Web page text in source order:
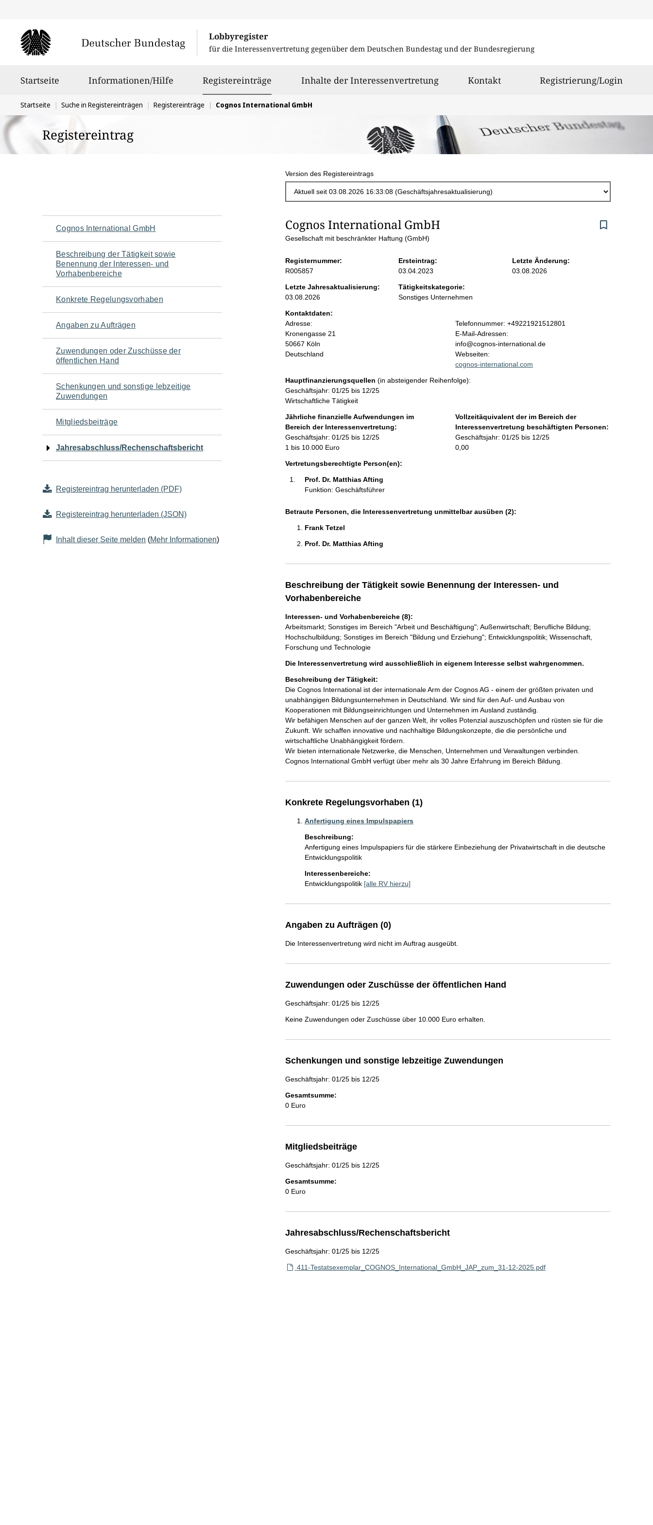
Lobbyregister
für die Interessenvertretung gegenüber dem Deutschen Bundestag und der Bundesregierung
Startseite Informationen/Hilfe Registereinträge ausgewähltInhalte der Interessenvertretung Kontakt Registrierung/Login
Sie
befinden
sich
hier:
Startseite Suche in Registereinträgen Registereinträge Cognos International GmbH
Registereintrag
Version des Registereintrags
Navigation
für
den
Seiteninhalt
Cognos International GmbH
Beschreibung der Tätigkeit sowie
Benennung der Interessen- und
Vorhabenbereiche
Konkrete Regelungsvorhaben
Angaben zu Aufträgen
Zuwendungen oder Zuschüsse der
öffentlichen Hand
Schenkungen und sonstige lebzeitige
Zuwendungen
Mitgliedsbeiträge
Jahresabschluss/Rechenschaftsbericht
Registereintrag herunterladen (PDF)
Registereintrag herunterladen (JSON)
Inhalt dieser Seite melden (Mehr Informationen)
S
i
t
e
n
i
n
h
a
l
Cognos International GmbH
Gesellschaft mit beschränkter Haftung (GmbH)
Registernummer:
R005857
Ersteintrag:
03.04.2023
Letzte Änderung:
03.08.2026
Letzte Jahresaktualisierung:
03.08.2026
Tätigkeitskategorie:
Sonstiges Unternehmen
Kontaktdaten:
Adresse:
Kronengasse 21
50667 Köln
Deutschland
K
o
n
t
a
t
f
o
r
m
Telefonnummer: +49221921512801
E-Mail-Adressen:
info@cognos-international.de
Webseiten:
cognos-international.com
Hauptfinanzierungsquellen (in absteigender Reihenfolge):
Geschäftsjahr: 01/25 bis 12/25
Wirtschaftliche Tätigkeit
Jährliche finanzielle Aufwendungen im
Bereich der Interessenvertretung:
Geschäftsjahr: 01/25 bis 12/25
1 bis 10.000 Euro
Vollzeitäquivalent der im Bereich der
Interessenvertretung beschäftigten Personen:
Geschäftsjahr: 01/25 bis 12/25
0,00
Vertretungsberechtigte Person(en):
Prof. Dr. Matthias Afting
Funktion: Geschäftsführer
Betraute Personen, die Interessenvertretung unmittelbar ausüben (2):
Frank Tetzel
Prof. Dr. Matthias Afting
Beschreibung der Tätigkeit sowie Benennung der Interessen- und
Vorhabenbereiche
Interessen- und Vorhabenbereiche (8):
Arbeitsmarkt; Sonstiges im Bereich "Arbeit und Beschäftigung"; Außenwirtschaft; Berufliche Bildung;
Hochschulbildung; Sonstiges im Bereich "Bildung und Erziehung"; Entwicklungspolitik; Wissenschaft,
Forschung und Technologie
Die Interessenvertretung wird ausschließlich in eigenem Interesse selbst wahrgenommen.
Beschreibung der Tätigkeit:
Die Cognos International ist der internationale Arm der Cognos AG - einem der größten privaten und
unabhängigen Bildungsunternehmen in Deutschland. Wir sind für den Auf- und Ausbau von
Kooperationen mit Bildungseinrichtungen und Unternehmen im Ausland zuständig.
Wir befähigen Menschen auf der ganzen Welt, ihr volles Potenzial auszuschöpfen und rüsten sie für die
Zukunft. Wir schaffen innovative und nachhaltige Bildungskonzepte, die die persönliche und
wirtschaftliche Unabhängigkeit fördern.
Wir bieten internationale Netzwerke, die Menschen, Unternehmen und Verwaltungen verbinden.
Konkrete Regelungsvorhaben (1)
Anfertigung eines Impulspapiers
Beschreibung:
Anfertigung eines Impulspapiers für die stärkere Einbeziehung der Privatwirtschaft in die deutsche
Entwicklungspolitik
Interessenbereiche:
Entwicklungspolitik [alle RV hierzu]
Angaben zu Aufträgen (0)
Die Interessenvertretung wird nicht im Auftrag ausgeübt.
Zuwendungen oder Zuschüsse der öffentlichen Hand
Geschäftsjahr: 01/25 bis 12/25
Keine Zuwendungen oder Zuschüsse über 10.000 Euro erhalten.
Schenkungen und sonstige lebzeitige Zuwendungen
Geschäftsjahr: 01/25 bis 12/25
Gesamtsumme:
0 Euro
Mitgliedsbeiträge
Geschäftsjahr: 01/25 bis 12/25
Gesamtsumme:
0 Euro
Jahresabschluss/Rechenschaftsbericht
Geschäftsjahr: 01/25 bis 12/25
411-Testatsexemplar_COGNOS_International_GmbH_JAP_zum_31-12-2025.pdf